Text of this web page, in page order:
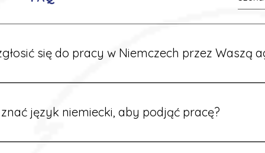
się do pracy w Niemczech przez Waszą
formularz zgłoszeniowy na naszej stronie lub
język niemiecki, aby podjąć pracę?
ofert nie wymaga znajomości języka. Jeśli jednak